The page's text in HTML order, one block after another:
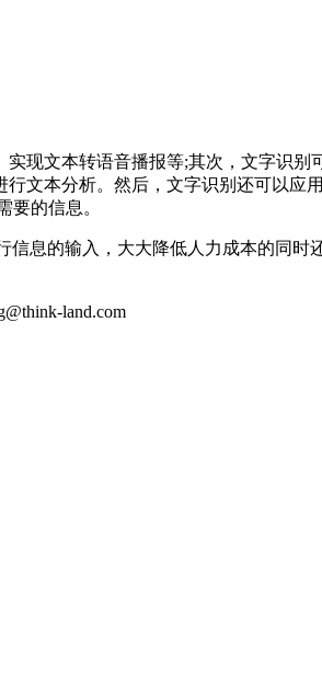
现文本转语音播报等;其次，文字识别
文本分析。然后，文字识别还可以应
要的信息。
息的输入，大大降低人力成本的同时
land.com